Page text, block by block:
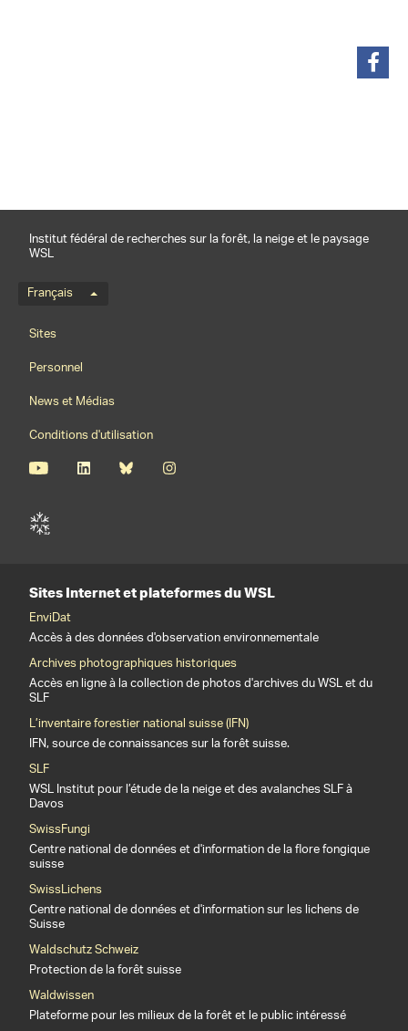
Institut fédéral de recherches sur la forêt, la neige et le paysage
WSL
Menu de langue
Français
Footernavigation
Sites
Personnel
News et Médias
Conditions d'utilisation
Sites Internet et plateformes du WSL
EnviDat
Accès à des données d'observation environnementale
Archives photographiques historiques
Accès en ligne à la collection de photos d'archives du WSL et du
SLF
L’inventaire forestier national suisse (IFN)
IFN, source de connaissances sur la forêt suisse.
SLF
WSL Institut pour l’étude de la neige et des avalanches SLF à
Davos
SwissFungi
Centre national de données et d'information de la flore fongique
suisse
SwissLichens
Centre national de données et d'information sur les lichens de
Suisse
Waldschutz Schweiz
Protection de la forêt suisse
Waldwissen
Plateforme pour les milieux de la forêt et le public intéressé